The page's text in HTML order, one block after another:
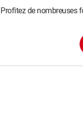
Profitez de nombreuses